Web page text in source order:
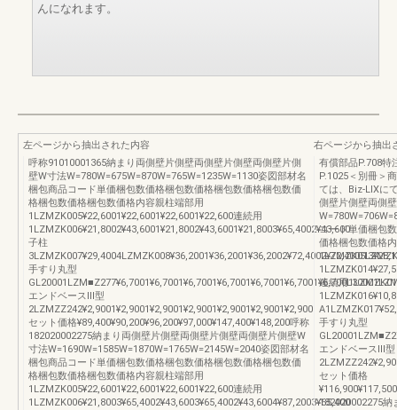
んになれます。
左ページから抽出された内容
呼称91010001365納まり両側壁片側壁両側壁片側壁両側壁片側
壁W寸法W=780W=675W=870W=765W=1235W=1130姿図部材名
梱包商品コード単価梱包数価格梱包数価格梱包数価格梱包数価
格梱包数価格梱包数価格内容親柱端部用
1LZMZK005¥22,6001¥22,6001¥22,6001¥22,600連続用
1LZMZK006¥21,8002¥43,6001¥21,8002¥43,6001¥21,8003¥65,4002¥43,600
子柱
手すり丸型
エンドベースⅢ型
2LZMZZ242¥2,9001¥2,9001¥2,9001¥2,9001¥2,9001¥2,9001¥2,900
セット価格¥89,400¥90,200¥96,200¥97,000¥147,400¥148,200呼称
182020002275納まり両側壁片側壁両側壁片側壁両側壁片側壁W
寸法W=1690W=1585W=1870W=1765W=2145W=2040姿図部材名
梱包商品コード単価梱包数価格梱包数価格梱包数価格梱包数価
格梱包数価格梱包数価格内容親柱端部用
1LZMZK005¥22,6001¥22,6001¥22,6001¥22,600連続用
1LZMZK006¥21,8003¥65,4002¥43,6003¥65,4002¥43,6004¥87,2003¥65,400
右ページから抽出
有償部品P.708特
P.1025＜別冊＞
ては、Biz-LIXに
側壁片側壁両側
コード単価梱包
価格梱包数価格
連続用
手すり丸型
エンドベースⅢ型
セット価格
182020002275納